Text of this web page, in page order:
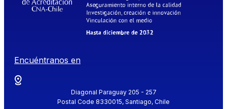
Encuéntranos en
Diagonal Paraguay 205 - 257
Postal Code 8330015, Santiago, Chile